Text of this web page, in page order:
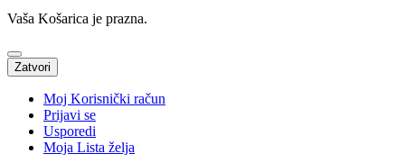
Vaša Košarica je prazna.
Zatvori
Moj Korisnički račun
Prijavi se
Usporedi
Moja Lista želja